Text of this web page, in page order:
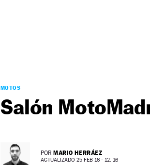
MOTOS
Salón
POR MARIO HERRÁEZ
ACTUALIZADO 25 FEB 16 - 12: 16